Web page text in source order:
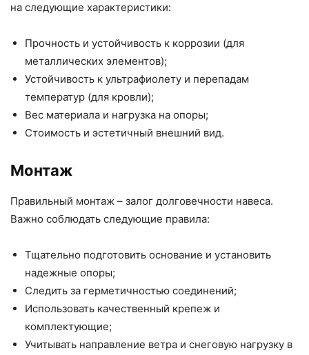
на следующие характеристики:
Прочность и устойчивость к коррозии (для
металлических элементов);
Устойчивость к ультрафиолету и перепадам
температур (для кровли);
Вес материала и нагрузка на опоры;
Стоимость и эстетичный внешний вид.
Монтаж
Правильный монтаж – залог долговечности навеса.
Важно соблюдать следующие правила:
Тщательно подготовить основание и установить
надежные опоры;
Следить за герметичностью соединений;
Использовать качественный крепеж и
комплектующие;
Учитывать направление ветра и снеговую нагрузку в